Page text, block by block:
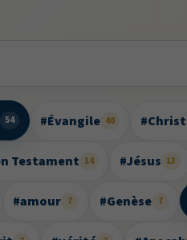
54 #Évangile 40
Testament 14 #Jésus 13
#amour 7 #Genèse 7